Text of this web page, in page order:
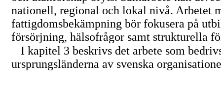
nationell, regional och lokal nivå. Arbetet
fattigdomsbekämpning bör fokusera på
försörjning, hälsofrågor samt strukturella
I kapitel 3 beskrivs det arbete som
ursprungsländerna av svenska